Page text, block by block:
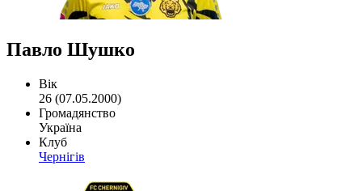
Павло Шушко
Вік
26 (07.05.2000)
Громадянство
Україна
Клуб
Чернігів